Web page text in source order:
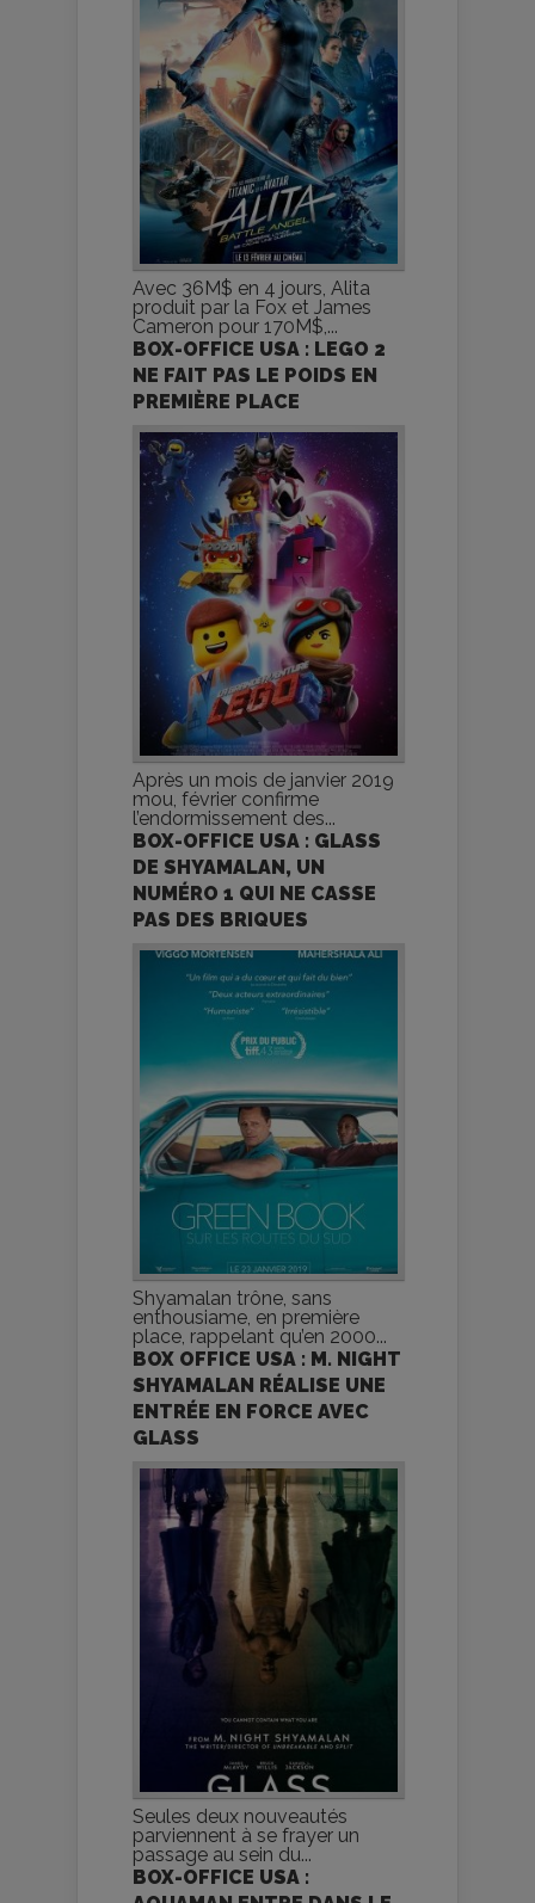
Avec 36M$ en 4 jours, Alita
produit par la Fox et James
Cameron pour 170M$,...
BOX-OFFICE USA : LEGO 2
NE FAIT PAS LE POIDS EN
PREMIÈRE PLACE
Après un mois de janvier 2019
mou, février confirme
l’endormissement des...
BOX-OFFICE USA : GLASS
DE SHYAMALAN, UN
NUMÉRO 1 QUI NE CASSE
PAS DES BRIQUES
Shyamalan trône, sans
enthousiame, en première
place, rappelant qu’en 2000...
BOX OFFICE USA : M. NIGHT
SHYAMALAN RÉALISE UNE
ENTRÉE EN FORCE AVEC
GLASS
Seules deux nouveautés
parviennent à se frayer un
passage au sein du...
BOX-OFFICE USA :